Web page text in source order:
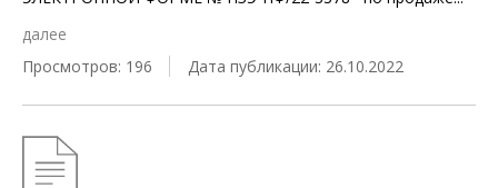
далее
Просмотров: 196
Дата публикации: 26.10.2022